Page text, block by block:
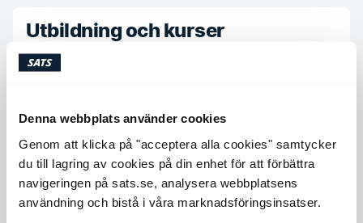
Denna webbplats använder cookies
Genom att klicka på "acceptera alla cookies" samtycker
du till lagring av cookies på din enhet för att förbättra
navigeringen på sats.se, analysera webbplatsens
användning och bistå i våra marknadsföringsinsatser.
Utbildning och kurser
Bachelorgrad i idrettsvitenskap med fordypning
Mastergrad i Idrettsfysiologi og bevegelseslære
Fallforebyggende trening for eldre
Helsedirektoratet